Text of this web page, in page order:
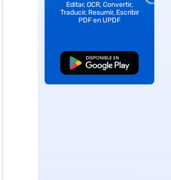
Editar, OCR, Convertir,
Traducir, Resumir, Escribir
PDF en UPDF
Descarga Gratuita